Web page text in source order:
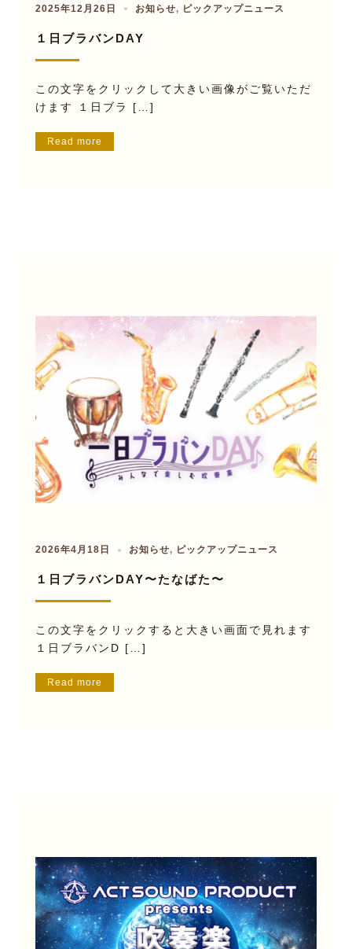
2025年12月26日 お知らせ, ピックアップニュース
１日ブラバンDAY
この文字をクリックして大きい画像がご覧いただ
けます １日ブラ […]
Read more
2026年4月18日 お知らせ, ピックアップニュース
１日ブラバンDAY〜たなばた〜
この文字をクリックすると大きい画面で見れます
１日ブラバンD […]
Read more